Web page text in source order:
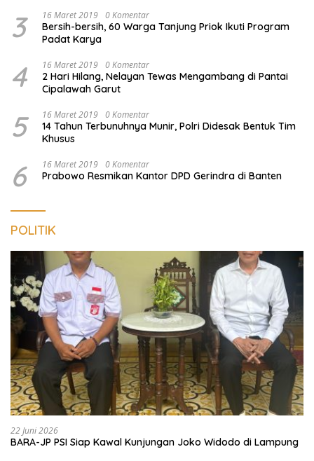
3 16 Maret 2019 0 Komentar
Bersih-bersih, 60 Warga Tanjung Priok Ikuti Program
Padat Karya
4 16 Maret 2019 0 Komentar
2 Hari Hilang, Nelayan Tewas Mengambang di Pantai
Cipalawah Garut
5 16 Maret 2019 0 Komentar
14 Tahun Terbunuhnya Munir, Polri Didesak Bentuk Tim
Khusus
6 16 Maret 2019 0 Komentar
Prabowo Resmikan Kantor DPD Gerindra di Banten
POLITIK
22 Juni 2026
BARA-JP PSI Siap Kawal Kunjungan Joko Widodo di Lampung